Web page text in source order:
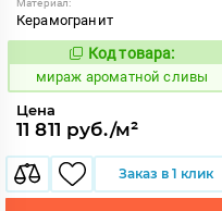
Материал:
Керамогранит
984636
Код товара:
мираж ароматной сливы
Цена
11 811 руб./м²
Заказ в 1 клик